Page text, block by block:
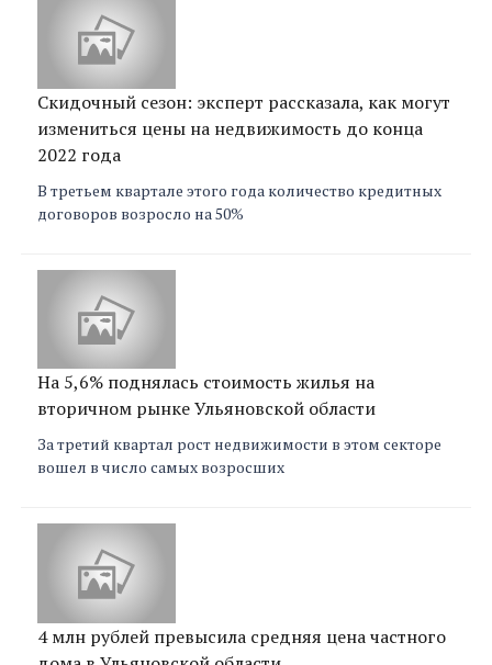
Скидочный сезон: эксперт рассказала, как могут
измениться цены на недвижимость до конца
2022 года
В третьем квартале этого года количество кредитных
договоров возросло на 50%
На 5,6% поднялась стоимость жилья на
вторичном рынке Ульяновской области
За третий квартал рост недвижимости в этом секторе
вошел в число самых возросших
4 млн рублей превысила средняя цена частного